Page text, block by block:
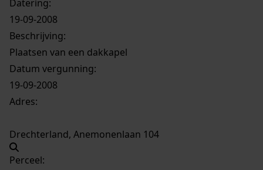
Datering:
19-09-2008
Beschrijving:
Plaatsen van een dakkapel
Datum vergunning:
19-09-2008
Adres:
Drechterland, Anemonenlaan 104
Perceel: